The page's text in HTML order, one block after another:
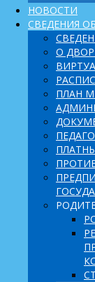
НОВОСТИ
СВЕДЕНИЯ
О
ПЛАН